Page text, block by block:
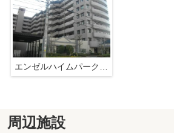
エンゼルハイムパークステージ4番館
周辺施設